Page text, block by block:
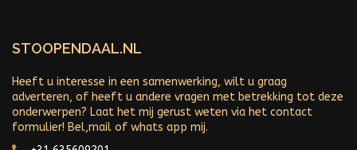
STOOPENDAAL.NL
Heeft u interesse in een samenwerking, wilt u graag
adverteren, of heeft u andere vragen met betrekking tot deze
onderwerpen? Laat het mij gerust weten via het contact
formulier! Bel,mail of whats app mij.